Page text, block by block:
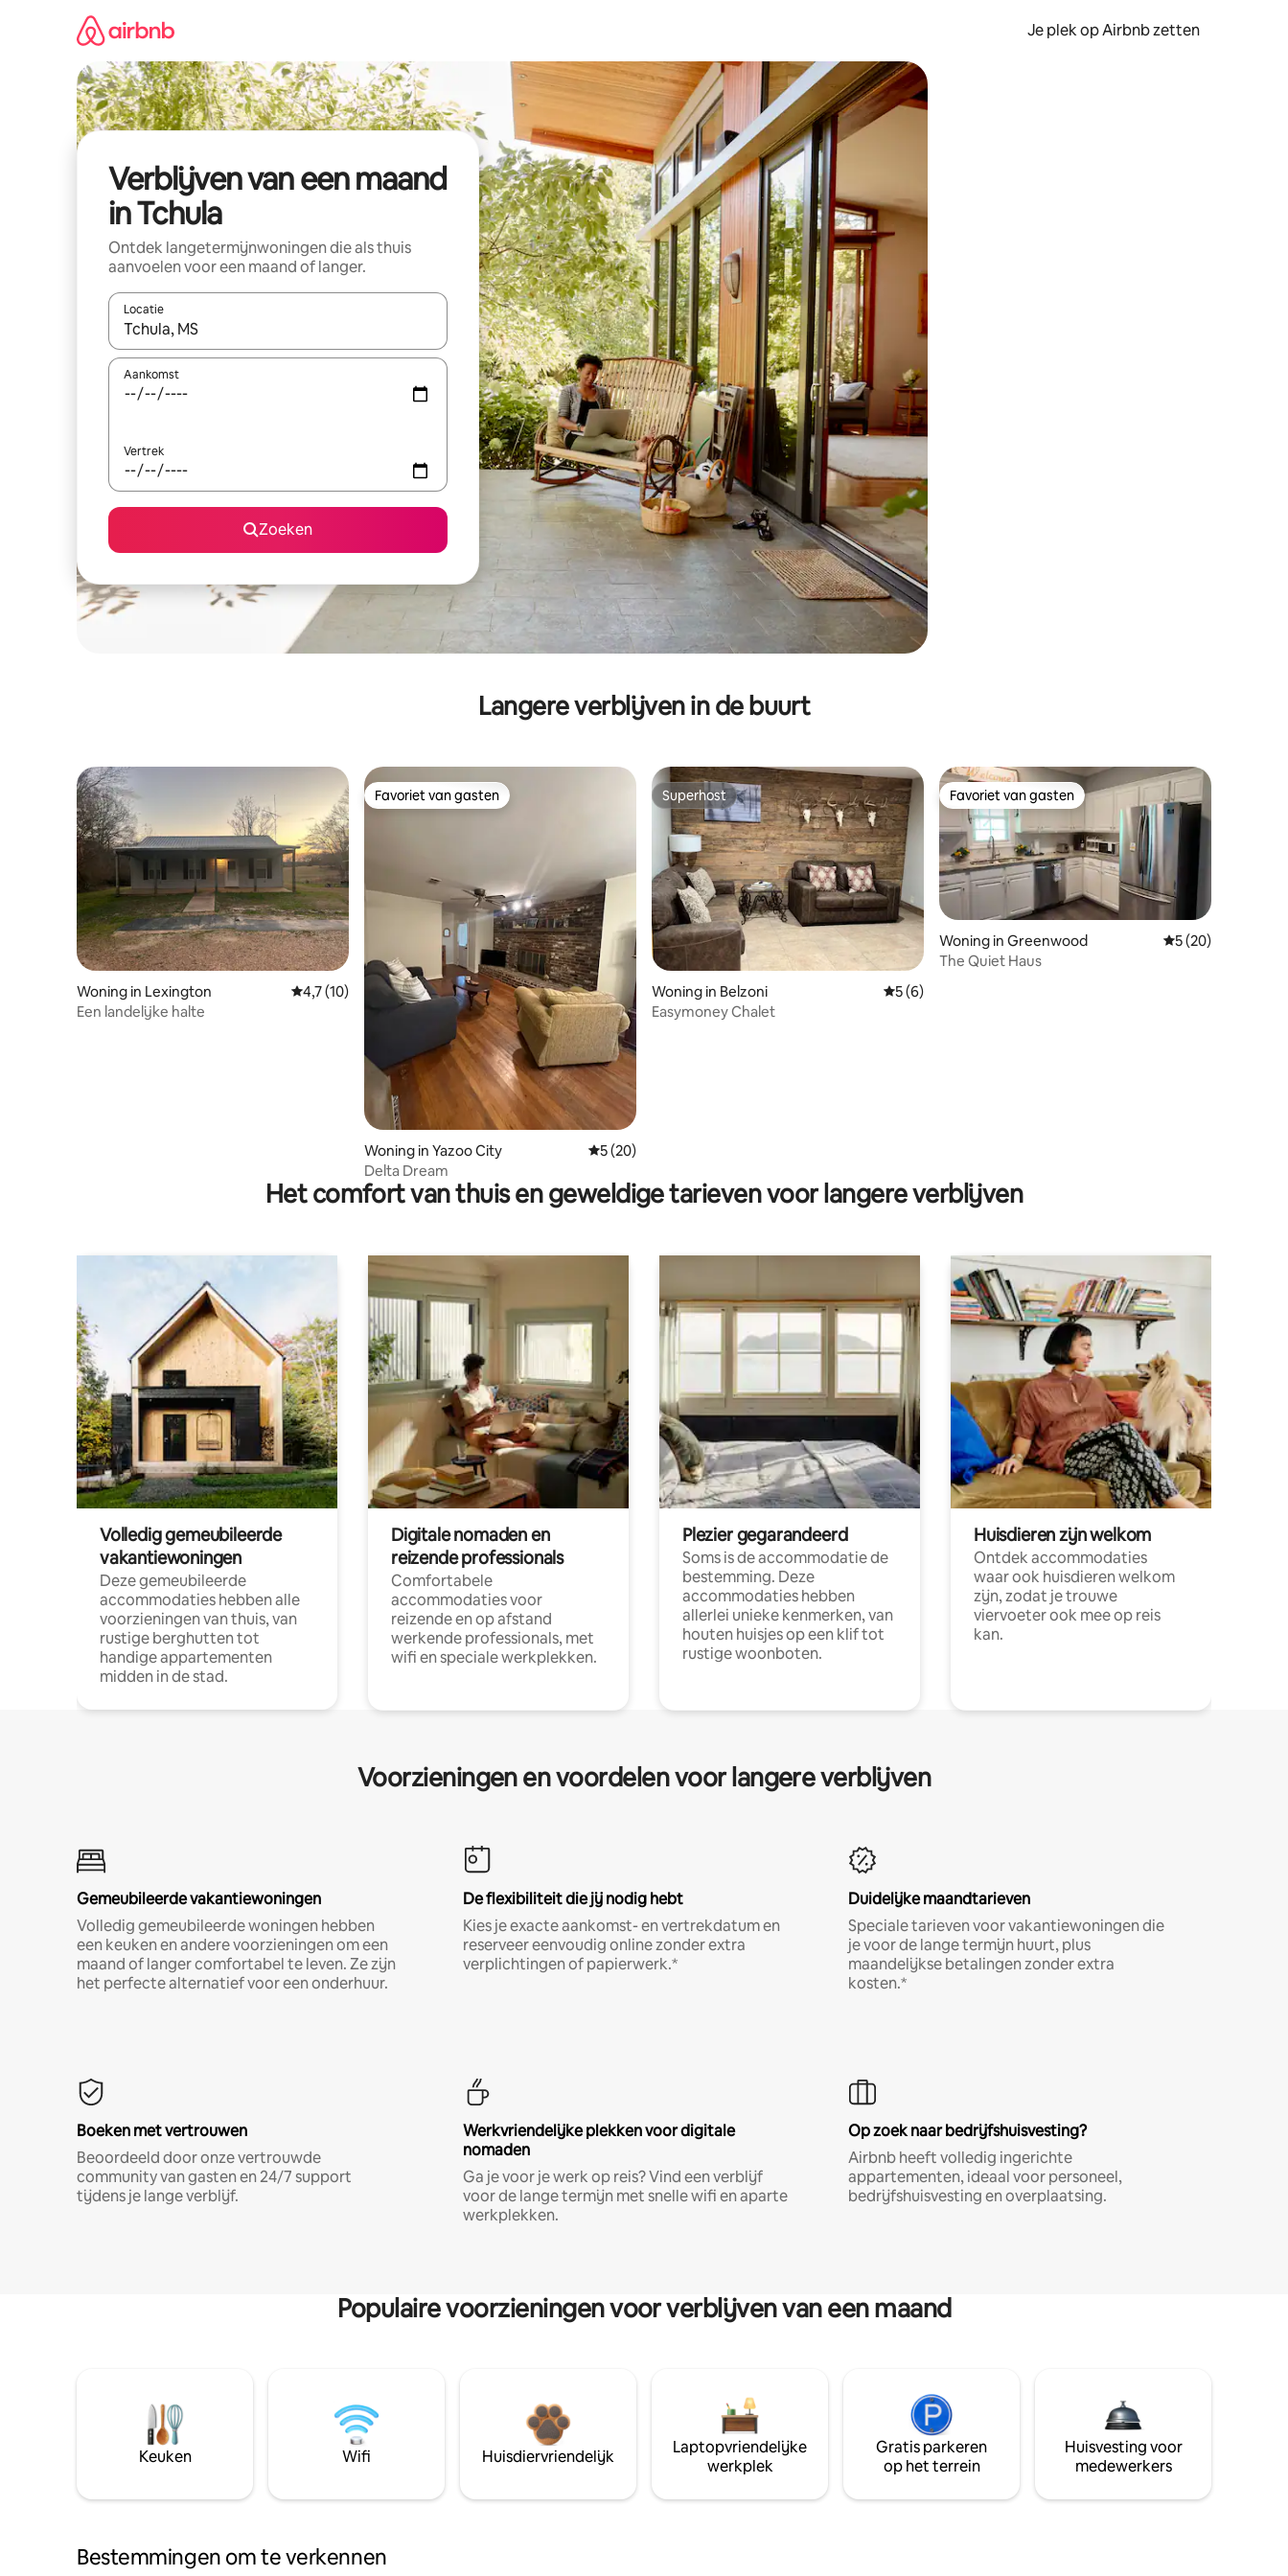
Je plek op Airbnb zetten
Verblijven van een maand
in Tchula
Ontdek langetermijnwoningen die als thuis
aanvoelen voor een maand of langer.
Locatie
Wanneer er resultaten beschikbaar zijn, maak je een keuze met je de pijltjestoetsen omhoog en omlaag, óf door te tikken of swipen.
Aankomst
Vertrek
Zoeken
Langere verblijven in de buurt
Woning in Lexington Gemiddelde beoordeling van 4,7 op 5, 10 recensies
4,7 (10)
Een landelijke halte
Favoriet van gasten
Favoriet van gasten
Woning in Yazoo City Gemiddelde beoordeling van 5 op 5, 20 recensies
5 (20)
Delta Dream
Superhost
Superhost
Woning in Belzoni Gemiddelde beoordeling van 5 op 5, 6 recensies
5 (6)
Easymoney Chalet
Favoriet van gasten
Favoriet van gasten
Woning in Greenwood Gemiddelde
5 (20)
The Quiet Haus
Het comfort van thuis en geweldige tarieven voor langere verblijven
Volledig gemeubileerde
vakantiewoningen
Deze gemeubileerde
accommodaties hebben alle
voorzieningen van thuis, van
rustige berghutten tot
handige appartementen
midden in de stad.
Digitale nomaden en
reizende professionals
Comfortabele
accommodaties voor
reizende en op afstand
werkende professionals, met
wifi en speciale werkplekken.
Plezier gegarandeerd
Soms is de accommodatie de
bestemming. Deze
accommodaties hebben
allerlei unieke kenmerken, van
houten huisjes op een klif tot
rustige woonboten.
Huisdieren zijn welkom
Ontdek accommodaties
waar ook huisdieren welkom
zijn, zodat je trouwe
viervoeter ook mee op reis
kan.
Voorzieningen en voordelen voor langere verblijven
Gemeubileerde vakantiewoningen
Volledig gemeubileerde woningen hebben
een keuken en andere voorzieningen om een
maand of langer comfortabel te leven. Ze zijn
het perfecte alternatief voor een onderhuur.
De flexibiliteit die jij nodig hebt
Kies je exacte aankomst- en vertrekdatum en
reserveer eenvoudig online zonder extra
verplichtingen of papierwerk.*
Duidelijke maandtarieven
Speciale tarieven voor vakantiewoningen die
je voor de lange termijn huurt, plus
maandelijkse betalingen zonder extra
kosten.*
Boeken met vertrouwen
Beoordeeld door onze vertrouwde
community van gasten en 24/7 support
tijdens je lange verblijf.
Werkvriendelijke plekken voor digitale
nomaden
Ga je voor je werk op reis? Vind een verblijf
voor de lange termijn met snelle wifi en aparte
werkplekken.
Op zoek naar bedrijfshuisvesting?
Airbnb heeft volledig ingerichte
appartementen, ideaal voor personeel,
bedrijfshuisvesting en overplaatsing.
Populaire voorzieningen voor verblijven van een maand
Keuken Wifi Huisdiervriendelijk
Laptopvriendelijke
werkplek
Gratis parkeren
op het terrein
Huisvesting voor
medewerkers
Bestemmingen om te verkennen